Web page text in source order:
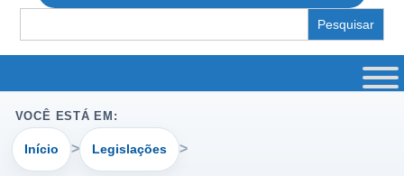
for:
VOCÊ ESTÁ EM:
Início Legislações